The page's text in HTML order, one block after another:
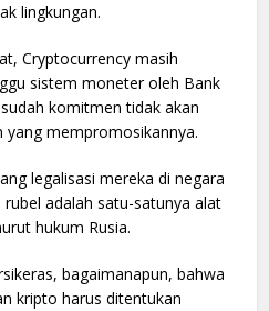
lingkungan.
Cryptocurrency masih
sistem moneter oleh Bank
komitmen tidak akan
yang mempromosikannya.
legalisasi mereka di negara
adalah satu-satunya alat
hukum Rusia.
bagaimanapun, bahwa
kripto harus ditentukan